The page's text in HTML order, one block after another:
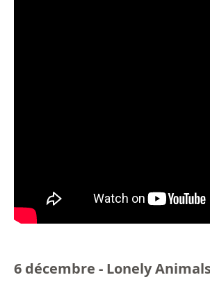
6 décembre - Lonely